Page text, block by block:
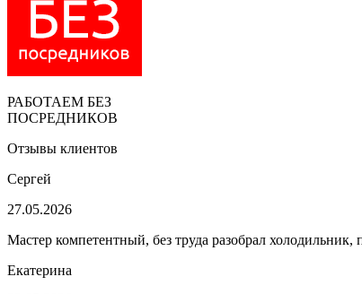
РАБОТАЕМ БЕЗ
ПОСРЕДНИКОВ
Отзывы клиентов
Сергей
27.05.2026
Мастер компетентный, без труда разобрал
Екатерина